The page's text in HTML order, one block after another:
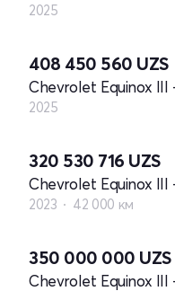
2025
408 450 560 UZS
2025
320 530 716 UZS
2023 42 000 км
350 000 000 UZS